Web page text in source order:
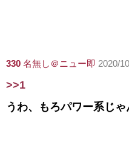
330 名無し＠ニュー即 2020/
>>1
うわ、もろパワー系じゃ